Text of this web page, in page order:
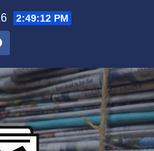
2:49:13 PM